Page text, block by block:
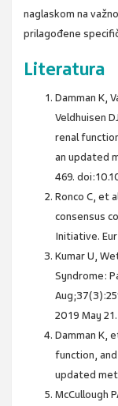
naglaskom na
prilagođene
Literatura
Damman K,
Veldhuisen
renal
an updated
469.
Ronco C, et
consensus
Initiative.
Kumar U,
Syndrome:
2019 May 21.
Damman K,
function,
updated
McCullough